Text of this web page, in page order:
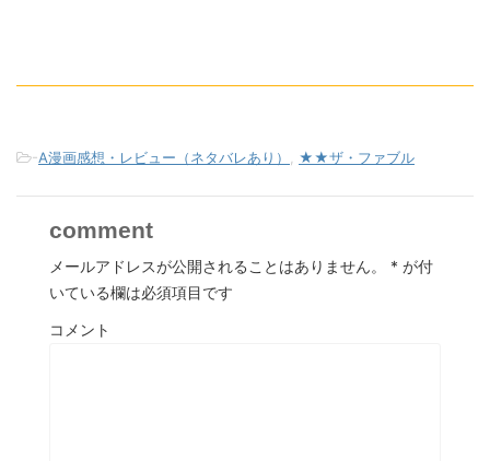
-A漫画感想・レビュー（ネタバレあり） ★★ザ・ファブル
comment
メールアドレスが公開されることはありません。 * が付
いている欄は必須項目です
コメント